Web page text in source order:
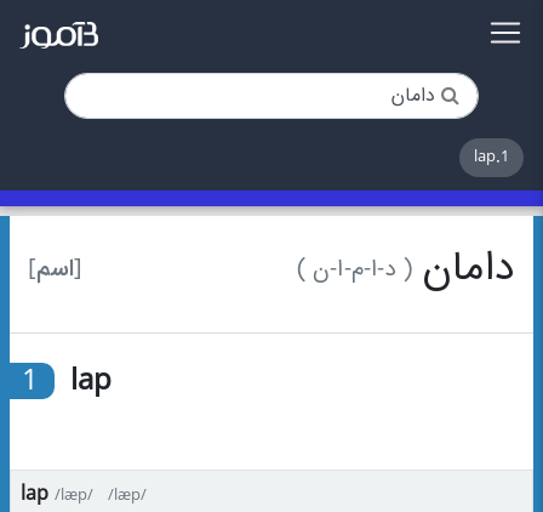
1.lap
[اسم] دامان ( د-ا-م-ا-ن )
1 lap
lap /læp/ /læp/